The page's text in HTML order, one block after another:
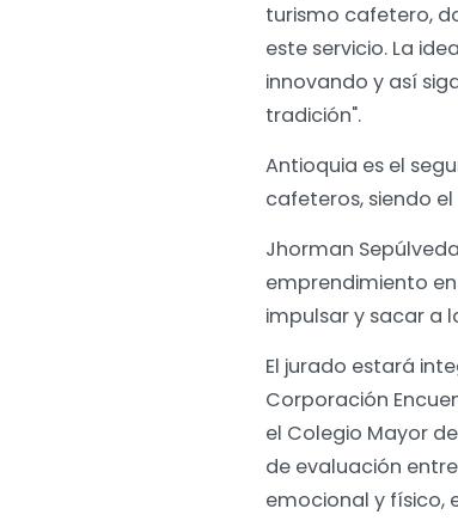
turismo cafetero,
este servicio. La
innovando y así
tradición".
Antioquia es el
cafeteros, siendo
Jhorman
emprendimiento
impulsar y sacar a
El jurado estará
Corporación
el Colegio Mayor
de evaluación
emocional y físico,